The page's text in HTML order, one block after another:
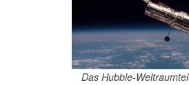
Das Hubble-